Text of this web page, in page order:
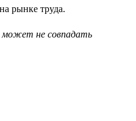
рынке труда.
может не совпадать